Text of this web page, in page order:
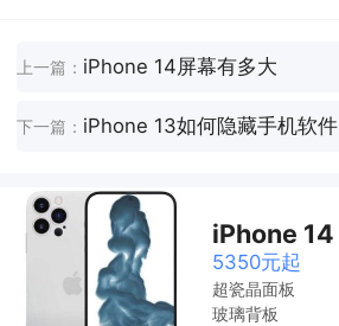
上一篇： iPhone 14屏幕有多大
下一篇： iPhone 13如何隐藏手机软件
iPhone 14
5350元起
超瓷晶面板
玻璃背板